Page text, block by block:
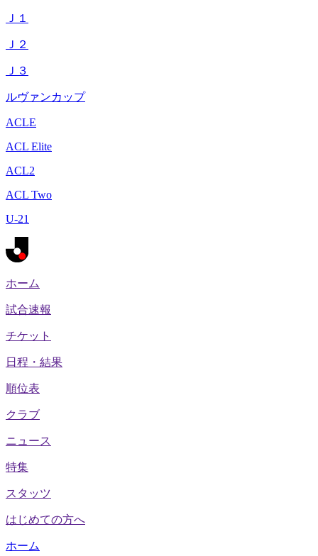
Ｊ１
Ｊ２
Ｊ３
ルヴァンカップ
ACLE
ACL Elite
ACL2
ACL Two
U-21
ホーム
試合速報
チケット
日程・結果
順位表
クラブ
ニュース
特集
スタッツ
はじめての方へ
ホーム